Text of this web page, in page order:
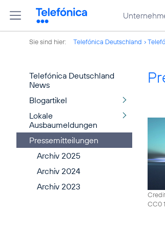
Sie sind hier: Telefónica Deutschland
Telefónica Deutschland
News
Blogartikel
Lokale
Ausbaumeldungen
Pressemitteilungen
Archiv 2025
Archiv 2024
Archiv 2023
CC0